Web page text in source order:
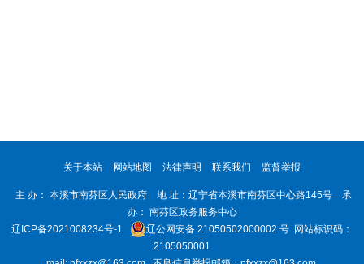
关于本站 网站地图 法律声明 联系我们 监督举报
主 办： 本溪市南芬区人民政府 地 址：辽宁省本溪市南芬区中心路145号 承
办： 南芬区政务服务中心
辽ICP备2021008234号-1
辽公网安备 21050502000002 号 网站标识码：
2105050001